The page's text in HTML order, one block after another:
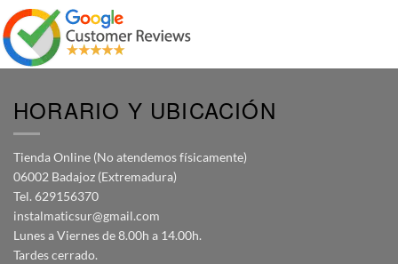
HORARIO Y UBICACIÓN
Tienda Online (No atendemos físicamente)
06002 Badajoz (Extremadura)
Tel. 629156370
instalmaticsur@gmail.com
Lunes a Viernes de 8.00h a 14.00h.
Tardes cerrado.